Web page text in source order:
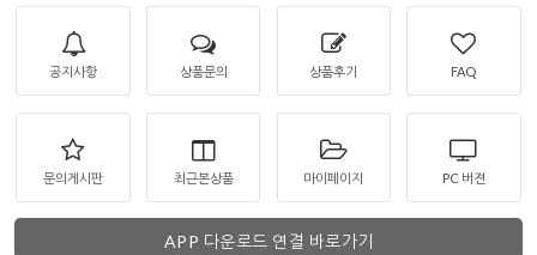
공지사항 상품문의 상품후기 FAQ
문의게시판 최근본상품 마이페이지 PC 버젼
APP 다운로드 연결 바로가기